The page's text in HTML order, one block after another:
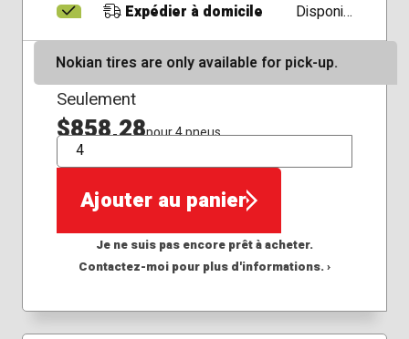
Expédier à domicile
Disponible
Nokian tires are only available for pick-up.
Seulement
$858,28pour 4 pneus
QTÉ
Ajouter au panier
Je ne suis pas encore prêt à acheter.
Contactez-moi pour plus d'informations. ›